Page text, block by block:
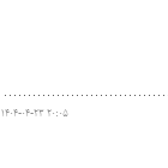
۱۴۰۴-۰۴-۲۳ ۲۰:۰۵